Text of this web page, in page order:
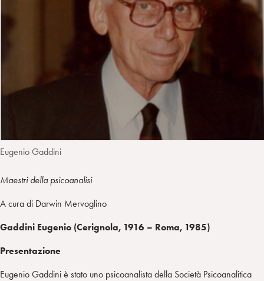
Eugenio Gaddini
Maestri della psicoanalisi
A cura di Darwin Mervoglino
Gaddini Eugenio (Cerignola, 1916 – Roma, 1985)
Presentazione
Eugenio Gaddini è stato uno psicoanalista della Società Psicoanalitica